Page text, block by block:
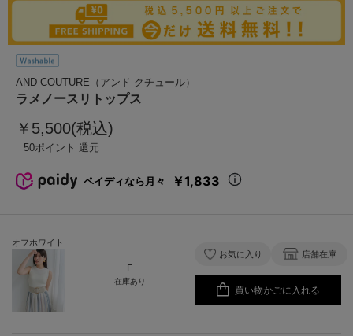
AND COUTURE（アンド クチュール）
ラメノースリトップス
￥5,500(税込)
50
オフホワイト
F
在庫あり
お気に入り 店舗在庫
買い物かごに入れる
ペイディなら月々 ￥1,833